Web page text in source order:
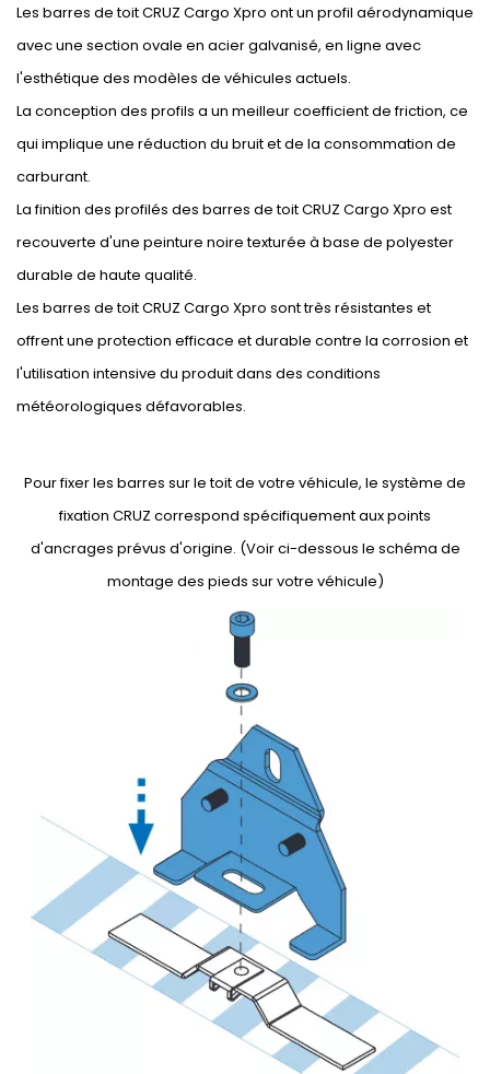
Les barres de toit CRUZ Cargo Xpro ont un profil aérodynamique
avec une section ovale en acier galvanisé, en ligne avec
l'esthétique des modèles de véhicules actuels.
La conception des profils a un meilleur coefficient de friction, ce
qui implique une réduction du bruit et de la consommation de
carburant.
La finition des profilés des barres de toit CRUZ Cargo Xpro est
recouverte d'une peinture noire texturée à base de polyester
durable de haute qualité.
Les barres de toit CRUZ Cargo Xpro sont très résistantes et
offrent une protection efficace et durable contre la corrosion et
l'utilisation intensive du produit dans des conditions
météorologiques défavorables.
Pour fixer les barres sur le toit de votre véhicule, le système de
fixation CRUZ correspond spécifiquement aux points
d'ancrages prévus d'origine. (Voir ci-dessous le schéma de
montage des pieds sur votre véhicule)